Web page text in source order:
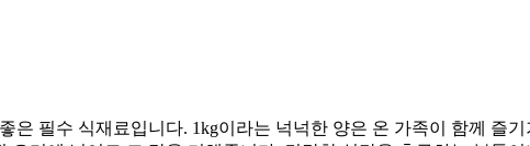
필수 식재료입니다. 1kg이라는 넉넉한 양은 온 가족이 함께 즐